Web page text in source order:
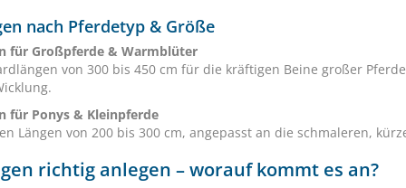
nach Pferdetyp & Größe
für Großpferde & Warmblüter
von 300 bis 450 cm für die kräftigen Beine großer
für Ponys & Kleinpferde
Längen von 200 bis 300 cm, angepasst an die schmaleren,
richtig anlegen – worauf kommt es an?